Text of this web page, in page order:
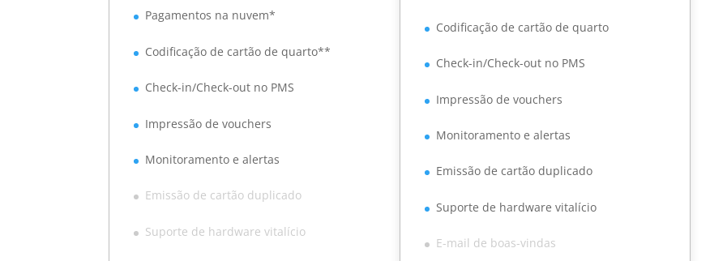
Pagamentos na nuvem*
Codificação de cartão de quarto**
Check-in/Check-out no PMS
Impressão de vouchers
Monitoramento e alertas
Emissão de cartão duplicado
Suporte de hardware vitalício
Codificação de cartão de quarto
Check-in/Check-out no PMS
Impressão de vouchers
Monitoramento e alertas
Emissão de cartão duplicado
Suporte de hardware vitalício
E-mail de boas-vindas